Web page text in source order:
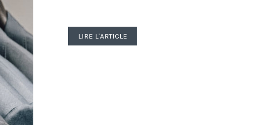
LIRE L'ARTICLE